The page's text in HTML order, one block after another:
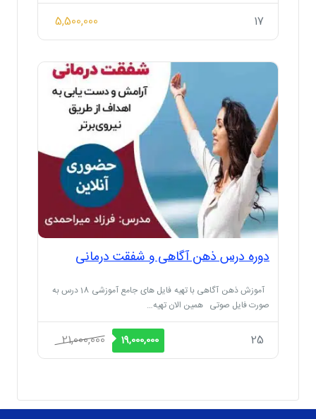
17
5,500,000
دوره درس ذهن آگاهی و شفقت درمانی
آموزش ذهن آگاهی با تهیه فایل های جامع آموزشی 18 درس به
صورت فایل صوتی همین الان تهیه…
25
21,000,000
قیمت
اصلی
بود.
19,000,000 قیمت
فعلی
است.